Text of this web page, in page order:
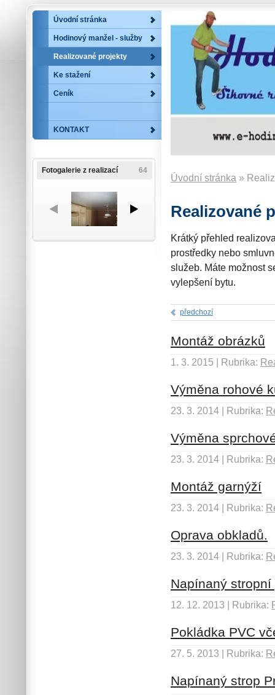
Úvodní stránka »
Realizované
Krátký přehled
prostředky nebo
služeb. Máte možnost
vylepšení bytu.
předchozí
Montáž obrázků
1. 3. 2015 | Rubrika:
Výměna rohové
23. 3. 2014 | Rubrika:
Výměna
23. 3. 2014 | Rubrika:
Montáž garnýží
23. 3. 2014 | Rubrika:
Oprava obkladů.
23. 3. 2014 | Rubrika:
Napínaný
12. 12. 2013 | Rubrika:
Pokládka PVC
27. 5. 2013 | Rubrika:
Napínaný strop
Úvodní stránka
Hodinový manžel - služby
Realizované projekty
Ke stažení
Ceník
KONTAKT
Fotogalerie z realizací 64